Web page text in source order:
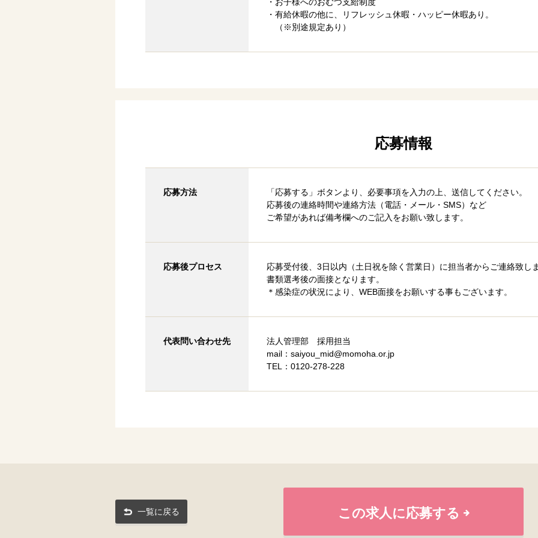
・有給休暇の他に、リフレッシュ休暇・ハッピー休暇あり。
（※別途規定あり）
応募情報
応募方法
「応募する」ボタンより、必要事項を入力の上、送信してください。
応募後の連絡時間や連絡方法（電話・メール・SMS）など
ご希望があれば備考欄へのご記入をお願い致します。
応募後プロセス
応募受付後、3日以内（土日祝を除く営業日）に担当者からご連絡致し
書類選考後の面接となります。
＊感染症の状況により、WEB面接をお願いする事もございます。
代表問い合わせ先
法人管理部 採用担当
mail：saiyou_mid@momoha.or.jp
TEL：0120-278-228
この求人に応募する
一覧に戻る